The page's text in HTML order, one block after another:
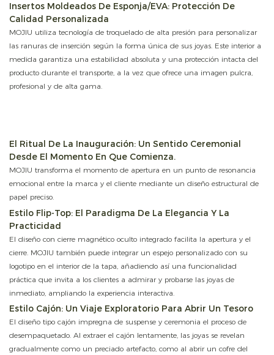
Insertos Moldeados De Esponja/EVA: Protección De
Calidad Personalizada
MOJIU utiliza tecnología de troquelado de alta presión para personalizar
las ranuras de inserción según la forma única de sus joyas. Este interior a
medida garantiza una estabilidad absoluta y una protección intacta del
producto durante el transporte, a la vez que ofrece una imagen pulcra,
profesional y de alta gama.
El Ritual De La Inauguración: Un Sentido Ceremonial
Desde El Momento En Que Comienza.
MOJIU transforma el momento de apertura en un punto de resonancia
emocional entre la marca y el cliente mediante un diseño estructural de
papel preciso.
Estilo Flip-Top: El Paradigma De La Elegancia Y La
Practicidad
El diseño con cierre magnético oculto integrado facilita la apertura y el
cierre. MOJIU también puede integrar un espejo personalizado con su
logotipo en el interior de la tapa, añadiendo así una funcionalidad
práctica que invita a los clientes a admirar y probarse las joyas de
inmediato, ampliando la experiencia interactiva.
Estilo Cajón: Un Viaje Exploratorio Para Abrir Un Tesoro
El diseño tipo cajón impregna de suspense y ceremonia el proceso de
desempaquetado. Al extraer el cajón lentamente, las joyas se revelan
gradualmente como un preciado artefacto, como al abrir un cofre del